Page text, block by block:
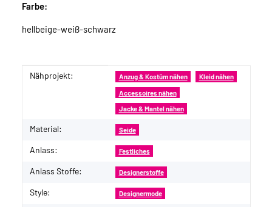
Farbe:
hellbeige-weiß-schwarz
Produkteigenschaft
Wert
Nähprojekt: Anzug & Kostüm nähen Kleid nähen
Accessoires nähen
Jacke & Mantel nähen
Material: Seide
Anlass: Festliches
Anlass Stoffe: Designerstoffe
Style: Designermode